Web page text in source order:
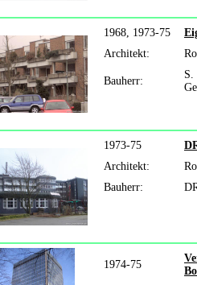
1968, 1973-75
Architekt:
Bauherr:
S.
1973-75
Architekt:
Bauherr:
1974-75